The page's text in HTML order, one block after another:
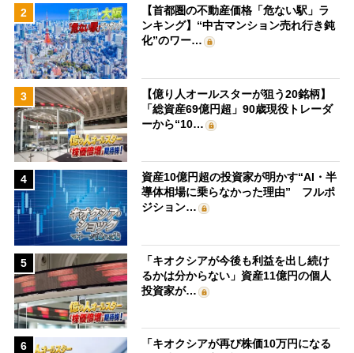
2
【首都圏の不動産価格「危ない駅」ラ
ンキング】“中古マンション売れ行き鈍
化”のワー…
3
【億り人オールスターが狙う20銘柄】
「総資産69億円超」90歳現役トレーダ
ーから“10…
4
資産10億円超の投資家が明かす“AI・半
導体相場に乗らなかった理由” フルポ
ジション…
5
「キオクシアが今後も利益を出し続け
るかは分からない」資産11億円の個人
投資家が…
6
「キオクシアが再び株価10万円になる